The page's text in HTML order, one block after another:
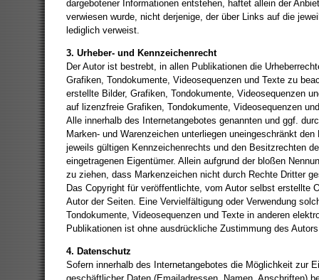
dargebotener Informationen entstehen, haftet allein der
verwiesen wurde, nicht derjenige, der über Links auf die
lediglich verweist.
3. Urheber- und Kennzeichenrecht
Der Autor ist bestrebt, in allen Publikationen die
Grafiken, Tondokumente, Videosequenzen und Texte zu
erstellte Bilder, Grafiken, Tondokumente, Videosequenzen
auf lizenzfreie Grafiken, Tondokumente, Videosequenzen
Alle innerhalb des Internetangebotes genannten und ggf.
Marken- und Warenzeichen unterliegen uneingeschränkt
jeweils gültigen Kennzeichenrechts und den Besitzrechten
eingetragenen Eigentümer. Allein aufgrund der bloßen
zu ziehen, dass Markenzeichen nicht durch Rechte Dritter
Das Copyright für veröffentlichte, vom Autor selbst erstellte
Autor der Seiten. Eine Vervielfältigung oder Verwendung
Tondokumente, Videosequenzen und Texte in anderen
Publikationen ist ohne ausdrückliche Zustimmung des
4. Datenschutz
Sofern innerhalb des Internetangebotes die Möglichkeit zur